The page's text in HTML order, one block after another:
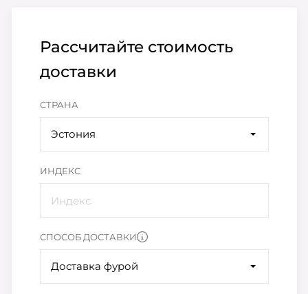
Рассчитайте стоимость
доставки
СТРАНА
Эстония
ИНДЕКС
СПОСОБ ДОСТАВКИ
Доставка фурой